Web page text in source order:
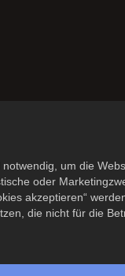
um die
oder
akzeptieren“
die nicht für die